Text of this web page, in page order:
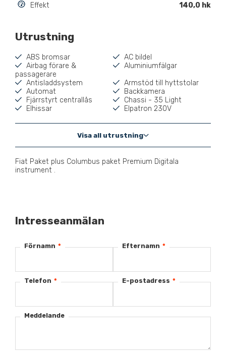
Effekt 140,0 hk
Utrustning
ABS bromsar
AC bildel
Airbag förare &
passagerare
Aluminiumfälgar
Antisladdsystem
Armstöd till hyttstolar
Automat
Backkamera
Fjärrstyrt centrallås
Chassi - 35 Light
Elhissar
Elpatron 230V
Visa all utrustning
Fiat Paket plus Columbus paket Premium Digitala
instrument .
Intresseanmälan
Förnamn * Efternamn *
Telefon * E-postadress *
Meddelande